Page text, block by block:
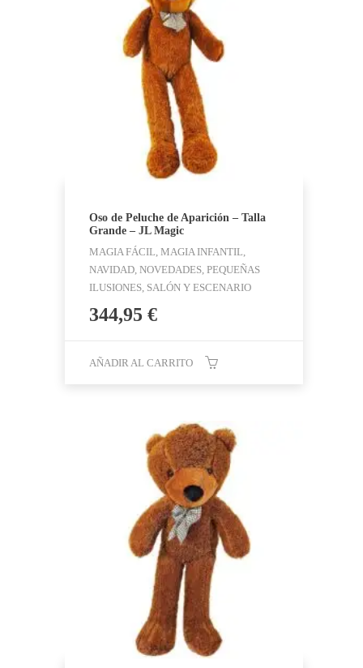
Oso de Peluche de Aparición – Talla
Grande – JL Magic
MAGIA FÁCIL, MAGIA INFANTIL,
NAVIDAD, NOVEDADES, PEQUEÑAS
ILUSIONES, SALÓN Y ESCENARIO
344,95 €
AÑADIR AL CARRITO